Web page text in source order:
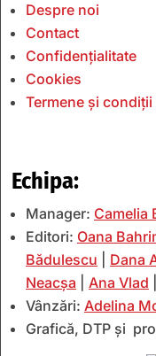
Despre noi
Contact
Confidențialitate
Cookies
Termene și condiții
Echipa:
Manager: Camelia
Editori: Oana
Bădulescu
Dana
Neacșa
Ana Vlad
Vânzări: Adelina
Grafică, DTP și